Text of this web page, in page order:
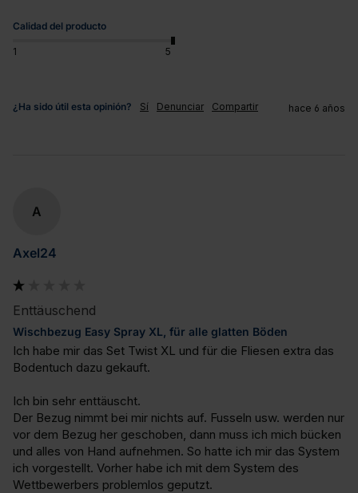
Calidad del producto
1 5
¿Ha sido útil esta opinión? Sí Denunciar Compartir hace 6 años
A
Axel24
Enttäuschend
Wischbezug Easy Spray XL, für alle glatten Böden
Ich habe mir das Set Twist XL und für die Fliesen extra das
Bodentuch dazu gekauft.
Ich bin sehr enttäuscht.
Der Bezug nimmt bei mir nichts auf. Fusseln usw. werden nur
vor dem Bezug her geschoben, dann muss ich mich bücken
und alles von Hand aufnehmen. So hatte ich mir das System
ich vorgestellt. Vorher habe ich mit dem System des
Wettbewerbers problemlos geputzt.